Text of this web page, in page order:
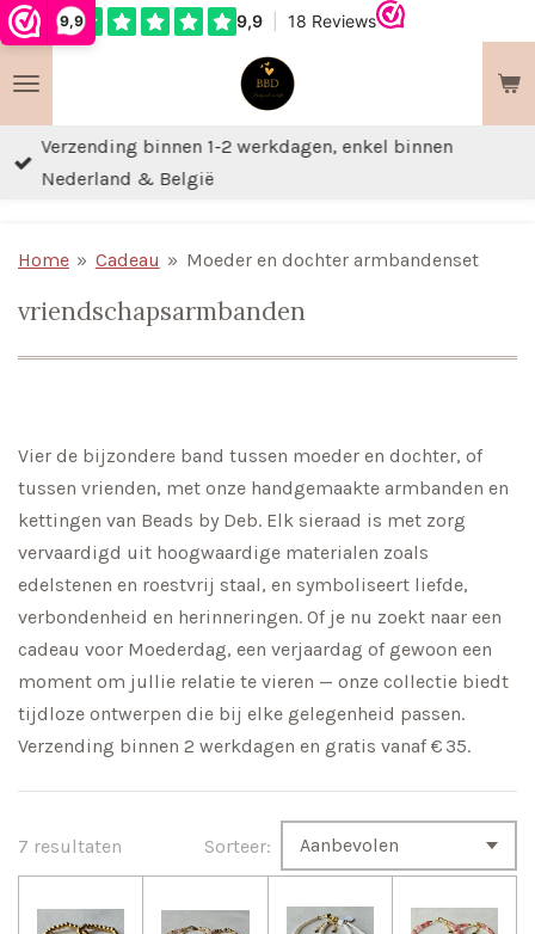
9,9
Ga
naar
de
hoofdinhoud
Verzending binnen 1-2 werkdagen, enkel binnen
Nederland & België
Home » Cadeau » Moeder en dochter armbandenset
vriendschapsarmbanden
Vier de bijzondere band tussen moeder en dochter, of
tussen vrienden, met onze handgemaakte armbanden en
kettingen van Beads by Deb. Elk sieraad is met zorg
vervaardigd uit hoogwaardige materialen zoals
edelstenen en roestvrij staal, en symboliseert liefde,
verbondenheid en herinneringen. Of je nu zoekt naar een
cadeau voor Moederdag, een verjaardag of gewoon een
moment om jullie relatie te vieren — onze collectie biedt
tijdloze ontwerpen die bij elke gelegenheid passen.
Verzending binnen 2 werkdagen en gratis vanaf € 35.
7 resultaten Sorteer: